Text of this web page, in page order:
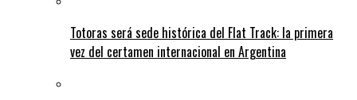
Totoras será sede histórica del Flat Track: la primera
vez del certamen internacional en Argentina